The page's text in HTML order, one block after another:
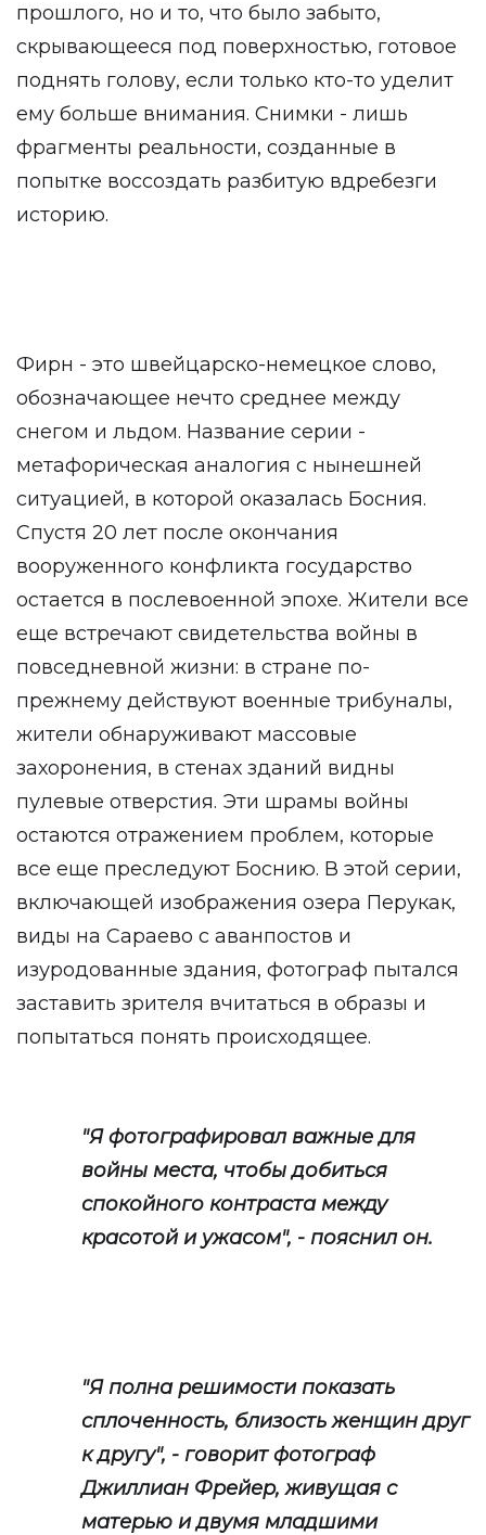
прошлого, но и то, что было забыто,
скрывающееся под поверхностью, готовое
поднять голову, если только кто-то уделит
ему больше внимания. Снимки - лишь
фрагменты реальности, созданные в
попытке воссоздать разбитую вдребезги
историю.
Фирн - это швейцарско-немецкое слово,
обозначающее нечто среднее между
снегом и льдом. Название серии -
метафорическая аналогия с нынешней
ситуацией, в которой оказалась Босния.
Спустя 20 лет после окончания
вооруженного конфликта государство
остается в послевоенной эпохе. Жители все
еще встречают свидетельства войны в
повседневной жизни: в стране по-
прежнему действуют военные трибуналы,
жители обнаруживают массовые
захоронения, в стенах зданий видны
пулевые отверстия. Эти шрамы войны
остаются отражением проблем, которые
все еще преследуют Боснию. В этой серии,
включающей изображения озера Перукак,
виды на Сараево с аванпостов и
изуродованные здания, фотограф пытался
заставить зрителя вчитаться в образы и
попытаться понять происходящее.
"Я фотографировал важные для
войны места, чтобы добиться
спокойного контраста между
красотой и ужасом", - пояснил он.
"Я полна решимости показать
сплоченность, близость женщин друг
к другу", - говорит фотограф
Джиллиан Фрейер, живущая с
матерью и двумя младшими